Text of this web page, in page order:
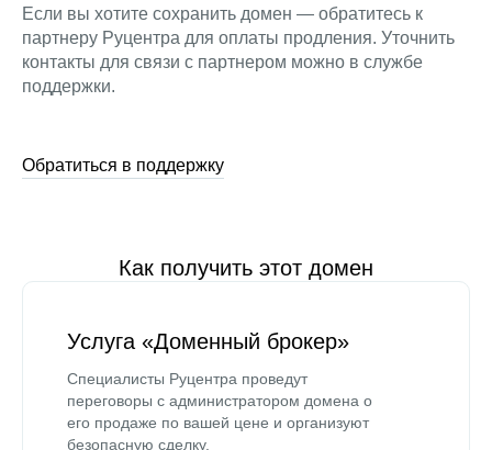
Если вы хотите сохранить домен — обратитесь к
партнеру Руцентра для оплаты продления. Уточнить
контакты для связи с партнером можно в службе
поддержки.
Обратиться в поддержку
Как получить этот домен
Услуга «Доменный брокер»
Специалисты Руцентра проведут
переговоры с администратором домена о
его продаже по вашей цене и организуют
безопасную сделку.